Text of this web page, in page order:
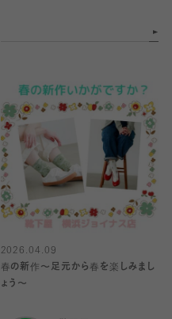
2026.04.09
春の新作〜足元から春を楽しみまし
ょう〜